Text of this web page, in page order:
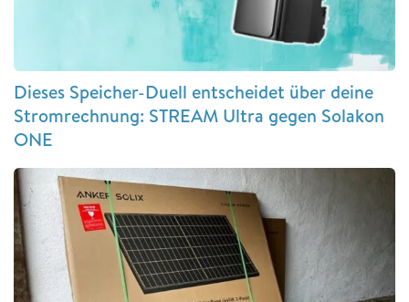
Dieses Speicher-Duell entscheidet über deine
Stromrechnung: STREAM Ultra gegen Solakon
ONE